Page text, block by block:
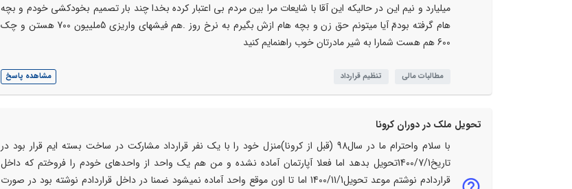
میلیارد و نیم این در حالیکه این آقا با شایعات مرا بین مردم بی اعتبار کرده بخدا چند بار تصمیم بخودکشی خودم و بچه
هام گرفته بودمّ آیا میتونم حق زن و بچه هام ازش بگیرم به نرخ روز .هم فیشهای واریزی 5ملییون 700 هستن و چک
600 هم هست شمارا به شیر مادرتان خوب راهنمایم کنید
مطالبات مالی تنظیم قرارداد مشاهده پاسخ
تحویل ملک در دوران کرونا
با سلام واحترام ما در سال98 (قبل از کرونا)منزل خود را با یک نفر قرارداد مشارکت در ساخت بسته ایم قرار بود در
تاریخ1400/7/1تحویل بدهد اما فعلا آپارتمان آماده نشده و من هم یک واحد از واحدهای خودم را فروختم که داخل
قراردادم نوشتم موعد تحویل1400/11/1 اما تا اون موقع واحد آماده نمیشود ضمنا در داخل قراردادم نوشته بود در صورت